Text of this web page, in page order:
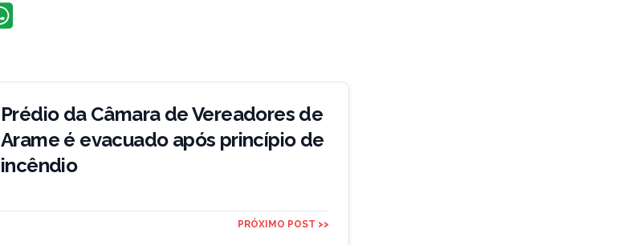
Prédio da Câmara de Vereadores de
Arame é evacuado após princípio de
incêndio
PRÓXIMO POST >>